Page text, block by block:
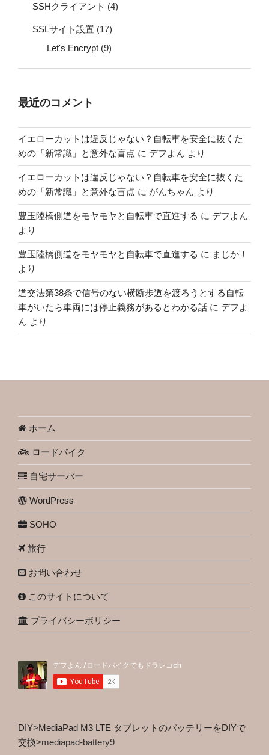
SSHクライアント (4)
SSLサイト設置 (17)
Let's Encrypt (9)
最近のコメント
イエローカットは違反じゃない？自転車を安全に抜くた
めの「新常識」と意外な盲点 に デフよん より
イエローカットは違反じゃない？自転車を安全に抜くた
めの「新常識」と意外な盲点 に がんちゃん より
豊玉陸橋側道をモヤモヤと自転車で直進する に デフよん
より
豊玉陸橋側道をモヤモヤと自転車で直進する に まじか！
より
道交法第38条で信号のない横断歩道を渡ろうとする自転
車がいたら車両には停止義務があるとわかる話 に デフよ
ん より
ホーム
ロードバイク
自宅サーバー
WordPress
SOHO
旅行
お問い合わせ
このサイトについて
プライバシーポリシー
DIY>MediaPad M3 LTE タブレットのバッテリーをDIYで
交換>mediapad-battery9